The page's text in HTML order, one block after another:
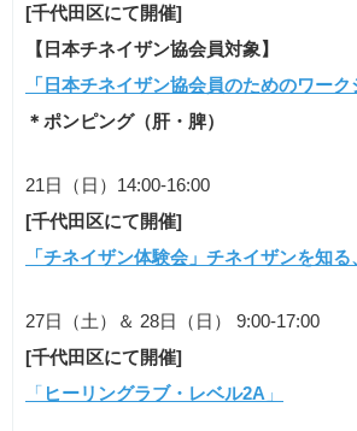
[千代田区にて開催]
【日本チネイザン協会員対象】
「日本チネイザン協会員のためのワーク
＊ポンピング（肝・脾）
21日（日）14:00-16:00
[千代田区にて開催]
「チネイザン体験会」チネイザンを知
27日（土）＆ 28日（日） 9:00-17:00
[千代田区にて開催]
「 ヒーリングラブ・レベル2A 」